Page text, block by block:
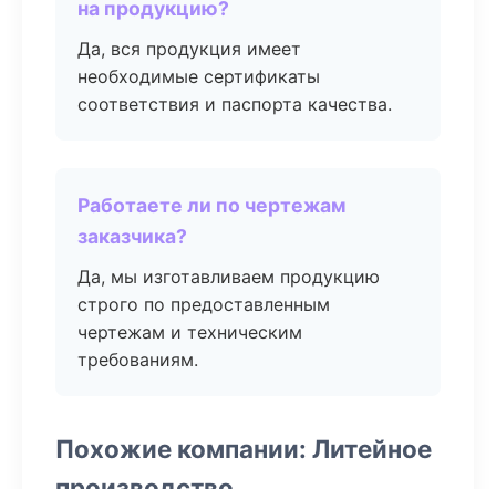
на продукцию?
Да, вся продукция имеет
необходимые сертификаты
соответствия и паспорта качества.
Работаете ли по чертежам
заказчика?
Да, мы изготавливаем продукцию
строго по предоставленным
чертежам и техническим
требованиям.
Похожие компании: Литейное